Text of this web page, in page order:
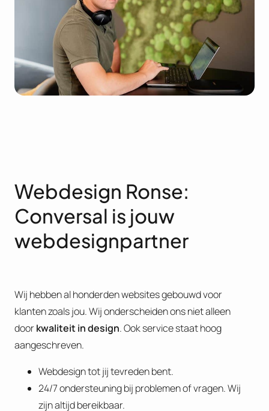
Webdesign Ronse:
Conversal is jouw
webdesignpartner
Wij hebben al honderden websites gebouwd voor
klanten zoals jou. Wij onderscheiden ons niet alleen
doorkwaliteit in design. Ook service staat hoog
aangeschreven.
Webdesign tot jij tevreden bent.
24/7 ondersteuning bij problemen of vragen. Wij
zijn altijd bereikbaar.